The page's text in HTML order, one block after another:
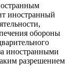
иностранный
обороны
иностранными
разрешением